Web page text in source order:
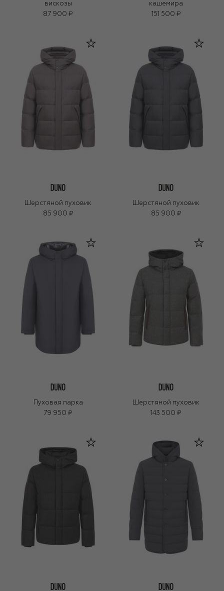
вискозы
87 900 ₽
кашемира
151 500 ₽
Шерстяной пуховик
85 900 ₽
Шерстяной пуховик
85 900 ₽
Пуховая парка
79 950 ₽
Шерстяной пуховик
143 500 ₽